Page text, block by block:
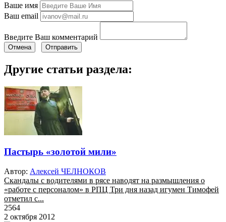
Ваше имя
Ваш email
Введите Ваш комментарий
Отмена Отправить
Другие статьи раздела:
Пастырь «золотой мили»
Автор: Алексей ЧЕЛНОКОВ
Скандалы с водителями в рясе наводят на размышления о
«работе с персоналом» в РПЦ Три дня назад игумен Тимофей
отметил с...
2564
2 октября 2012